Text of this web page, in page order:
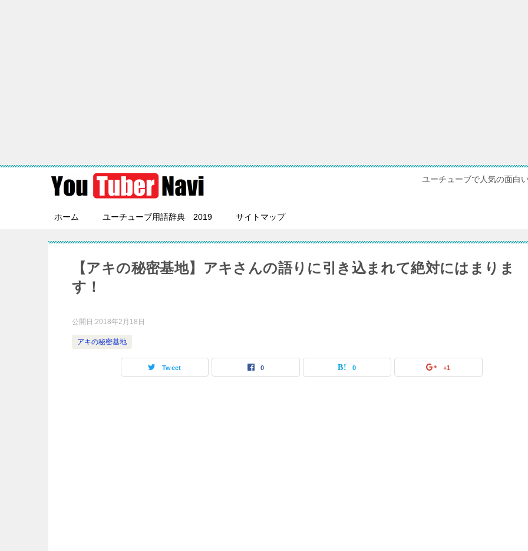
ユーチューブで人気の面白
ホーム ユーチューブ用語辞典 2019 サイトマップ
【アキの秘密基地】アキさんの語りに引き込まれて絶対にはまりま
す！
公開日:2018年2月18日
アキの秘密基地
Tweet 0 0 +1